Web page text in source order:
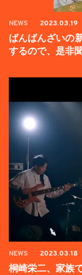
NEWS 2023.03.19
ばんばんざいの
するので、是非
NEWS 2023.03.18
桐崎栄二、家族